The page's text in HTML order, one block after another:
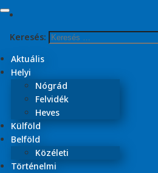
Skip to content
Keresés:
Aktuális
Helyi
Nógrád
Felvidék
Heves
Külföld
Belföld
Közéleti
Történelmi
Kezdőlap
2023
március
Szíven
egy